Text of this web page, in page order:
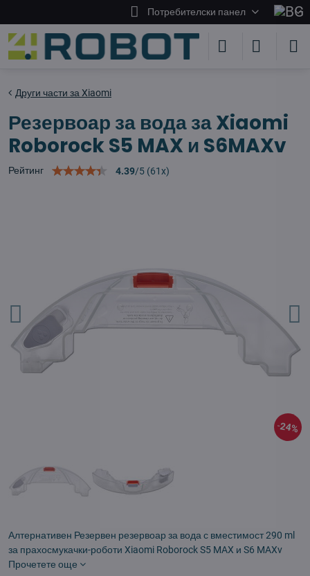
Потребителски панел
24%
Други части за Xiaomi
Резервоар за вода за Xiaomi
Roborock S5 MAX и S6MAXv
Рейтинг 4.39/5 (61x)
Алтернативен Резервен резервоар за вода с вместимост 290 ml
за прахосмукачки-роботи Xiaomi Roborock S5 MAX и S6 MAXv
Прочетете още